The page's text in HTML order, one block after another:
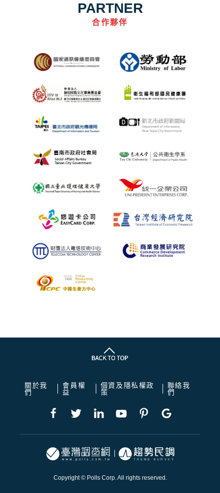
PARTNER
合作夥伴
關於我
們
會員權
益
個資及隱私權政
策
聯絡我
們
Copyright © Polls Corp. All rights reserved.